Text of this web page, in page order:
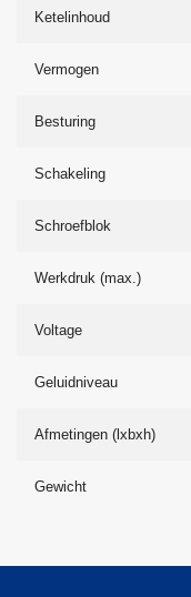
Ketelinhoud
Vermogen
Besturing
Schakeling
Schroefblok
Werkdruk (max.)
Voltage
Geluidniveau
Afmetingen (lxbxh)
Gewicht